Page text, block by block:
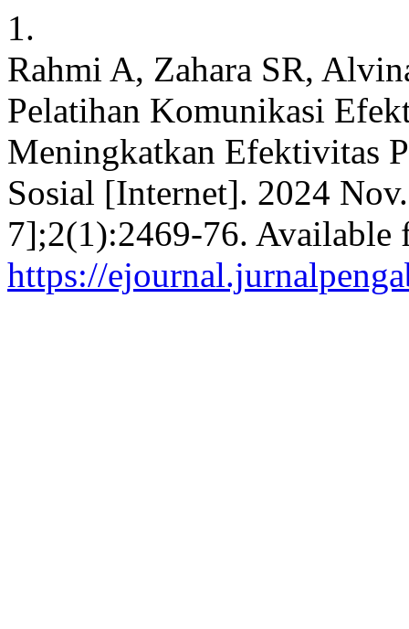
1.
Rahmi A, Zahara SR,
Pelatihan Komunikasi
Meningkatkan Efektivitas
Sosial [Internet]. 2024
7];2(1):2469-76. Available
https://